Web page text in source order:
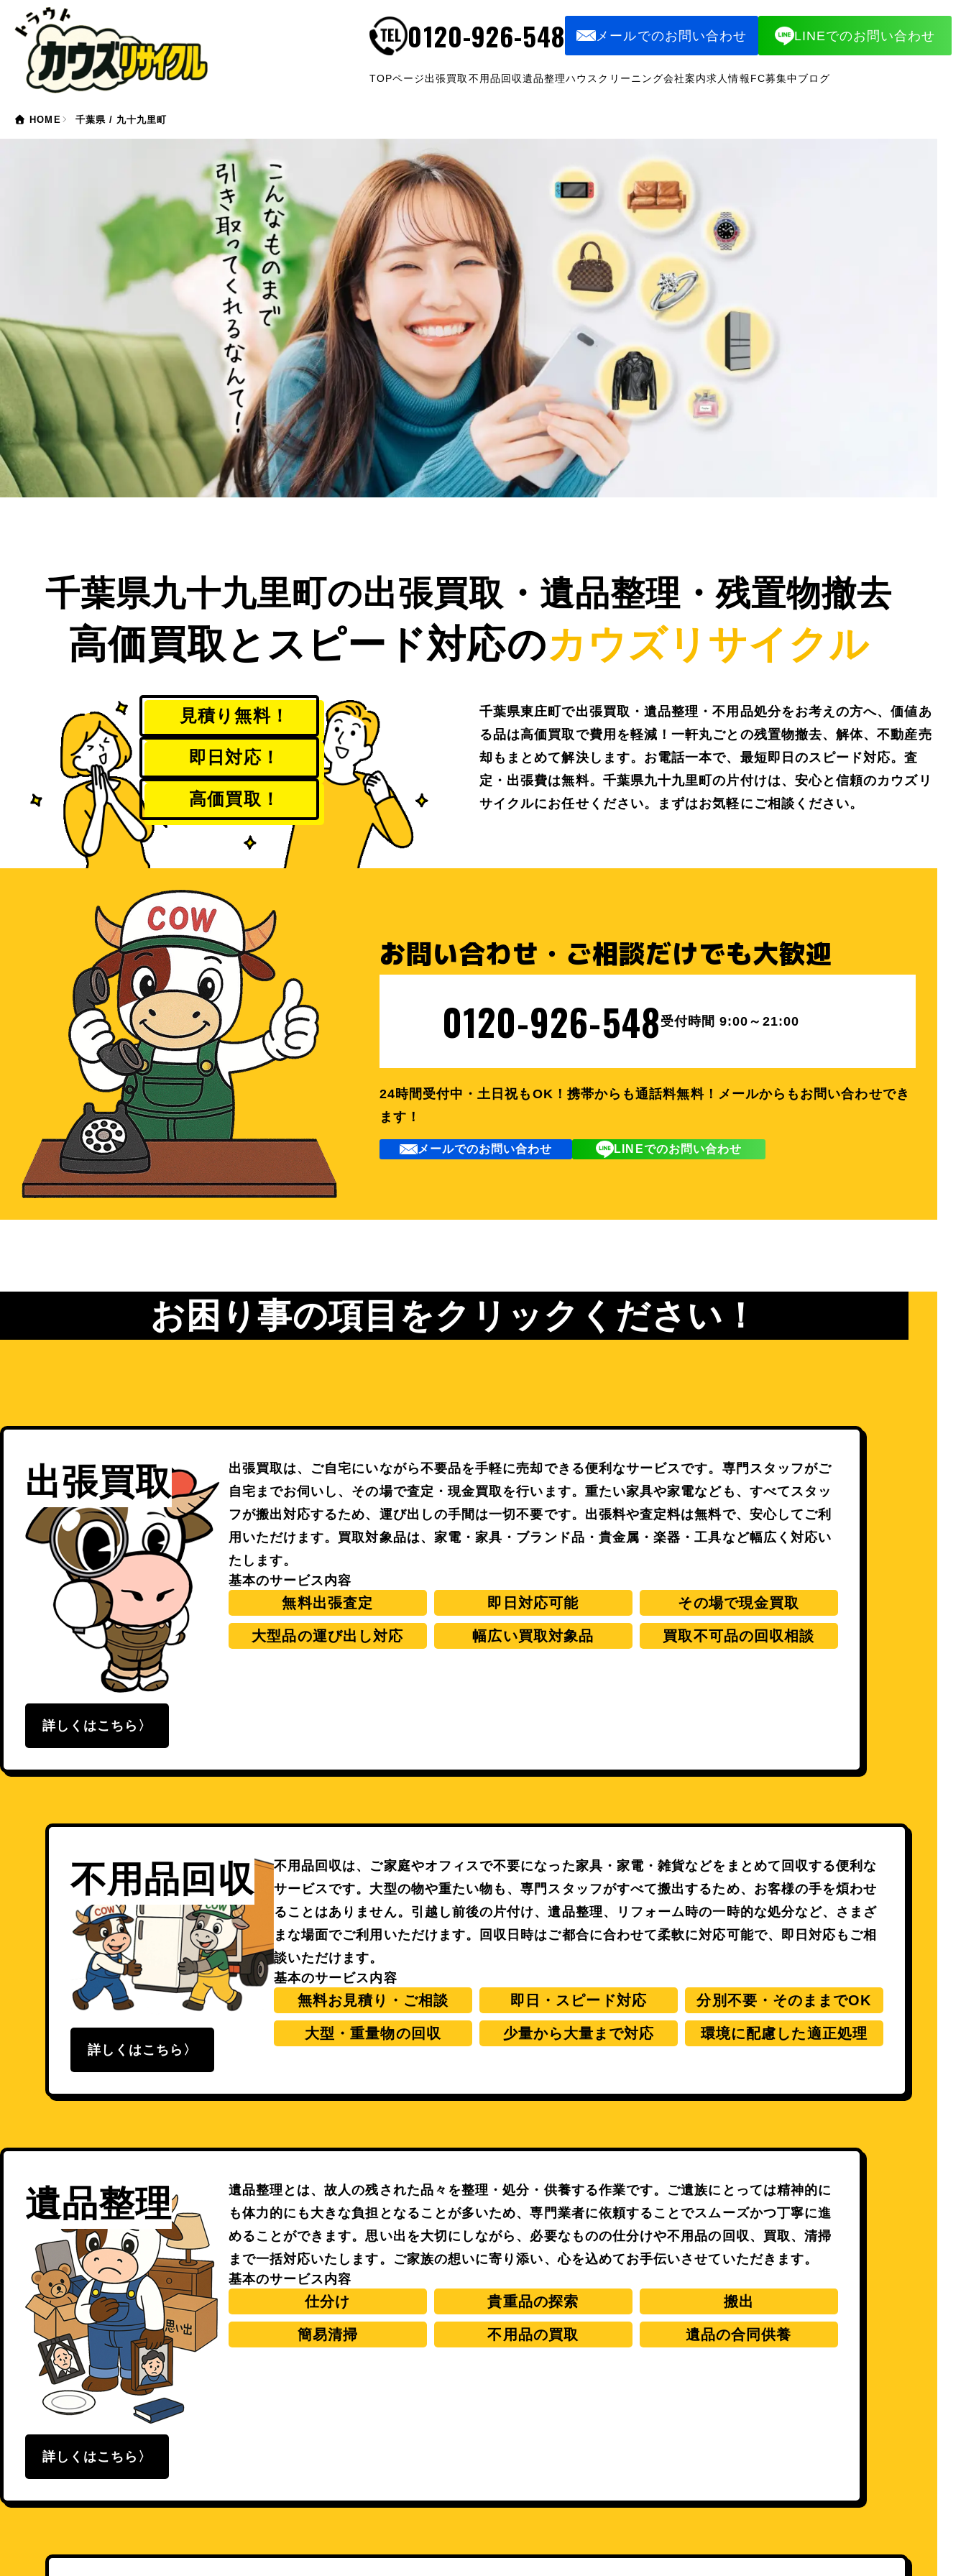
0120-926-548 メールでのお問い合わせ LINEでのお問い合わせ
TOPページ出張買取 不用品回収遺品整理ハウスクリーニング会社案内求人情報FC募集中ブログ
HOME 千葉県 / 九十九里町
千葉県九十九里町の出張買取・遺品整理・残置物撤去
高価買取とスピード対応のカウズリサイクル
見積り無料！
即日対応！
高価買取！
千葉県東庄町で出張買取・遺品整理・不用品処分をお考えの方へ、価値あ
る品は高価買取で費用を軽減！一軒丸ごとの残置物撤去、解体、不動産売
却もまとめて解決します。お電話一本で、最短即日のスピード対応。査
定・出張費は無料。千葉県九十九里町の片付けは、安心と信頼のカウズリ
サイクルにお任せください。まずはお気軽にご相談ください。
お問い合わせ・ご相談だけでも大歓迎
0120-926-548 受付時間 9:00～21:00
24時間受付中・土日祝もOK！ 携帯からも通話料無料！ メールからもお問い合わせでき
ます！
メールでのお問い合わせ LINEでのお問い合わせ
お困り事の項目をクリックください！
出張買取
詳しくはこちら
出張買取は、ご自宅にいながら不要品を手軽に売却できる便利なサービスです。専門スタッフがご
自宅までお伺いし、その場で査定・現金買取を行います。重たい家具や家電なども、すべてスタッ
フが搬出対応するため、運び出しの手間は一切不要です。出張料や査定料は無料で、安心してご利
用いただけます。買取対象品は、家電・家具・ブランド品・貴金属・楽器・工具など幅広く対応い
たします。
基本のサービス内容
無料出張査定 即日対応可能 その場で現金買取
大型品の運び出し対応 幅広い買取対象品 買取不可品の回収相談
不用品回収
詳しくはこちら
不用品回収は、ご家庭やオフィスで不要になった家具・家電・雑貨などをまとめて回収する便利な
サービスです。 大型の物や重たい物も、専門スタッフがすべて搬出するため、お客様の手を煩わせ
ることはありません。引越し前後の片付け、遺品整理、リフォーム時の一時的な処分など、さまざ
まな場面でご利用いただけます。回収日時はご都合に合わせて柔軟に対応可能で、即日対応もご相
談いただけます。
基本のサービス内容
無料お見積り・ご相談 即日・スピード対応 分別不要・そのままでOK
大型・重量物の回収 少量から大量まで対応 環境に配慮した適正処理
遺品整理
詳しくはこちら
遺品整理とは、故人の残された品々を整理・処分・供養する作業です。 ご遺族にとっては精神的に
も体力的にも大きな負担となることが多いため、専門業者に依頼することでスムーズかつ丁寧に進
めることができます。思い出を大切にしながら、必要なものの仕分けや不用品の回収、買取、清掃
まで一括対応いたします。ご家族の想いに寄り添い、心を込めてお手伝いさせていただきます。
基本のサービス内容
仕分け 貴重品の探索 搬出
簡易清掃 不用品の買取 遺品の合同供養